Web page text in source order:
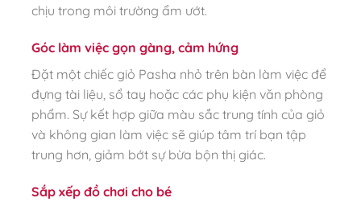
chịu trong môi trường ẩm ướt.
Góc làm việc gọn gàng, cảm hứng
Đặt một chiếc giỏ Pasha nhỏ trên bàn làm việc để
đựng tài liệu, sổ tay hoặc các phụ kiện văn phòng
phẩm. Sự kết hợp giữa màu sắc trung tính của giỏ
và không gian làm việc sẽ giúp tâm trí bạn tập
trung hơn, giảm bớt sự bừa bộn thị giác.
Sắp xếp đồ chơi cho bé